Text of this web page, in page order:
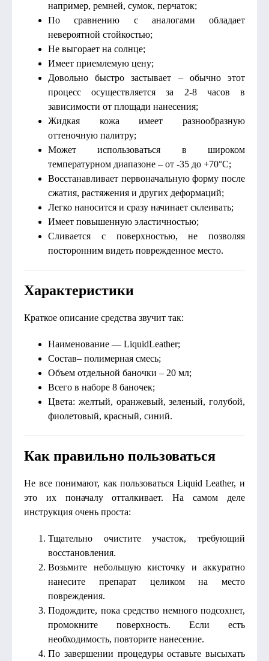
например, ремней, сумок, перчаток;
По сравнению с аналогами обладает
невероятной стойкостью;
Не выгорает на солнце;
Имеет приемлемую цену;
Довольно быстро застывает – обычно этот
процесс осуществляется за 2-8 часов в
зависимости от площади нанесения;
Жидкая кожа имеет разнообразную
оттеночную палитру;
Может использоваться в широком
температурном диапазоне – от -35 до +70°C;
Восстанавливает первоначальную форму после
сжатия, растяжения и других деформаций;
Легко наносится и сразу начинает склеивать;
Имеет повышенную эластичностью;
Сливается с поверхностью, не позволяя
посторонним видеть поврежденное место.
Характеристики
Краткое описание средства звучит так:
Наименование — LiquidLeather;
Состав– полимерная смесь;
Объем отдельной баночки – 20 мл;
Всего в наборе 8 баночек;
Цвета: желтый, оранжевый, зеленый, голубой,
фиолетовый, красный, синий.
Как правильно пользоваться
Не все понимают, как пользоваться Liquid Leather, и
это их поначалу отталкивает. На самом деле
инструкция очень проста:
Тщательно очистите участок, требующий
восстановления.
Возьмите небольшую кисточку и аккуратно
нанесите препарат целиком на место
повреждения.
Подождите, пока средство немного подсохнет,
промокните поверхность. Если есть
необходимость, повторите нанесение.
По завершении процедуры оставьте высыхать